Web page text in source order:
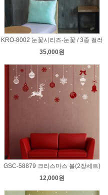
KRO-8002 눈꽃시리즈-눈꽃 / 3종 컬러
35,000원
GSC-58879 크리스마스 볼(2장세트)
12,000원